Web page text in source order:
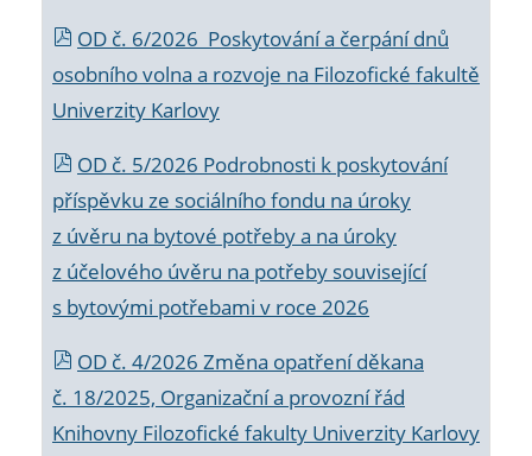
OD č. 6/2026 Poskytování a čerpání dnů
osobního volna a rozvoje na Filozofické fakultě
Univerzity Karlovy
OD č. 5/2026 Podrobnosti k poskytování
příspěvku ze sociálního fondu na úroky
z úvěru na bytové potřeby a na úroky
z účelového úvěru na potřeby související
s bytovými potřebami v roce 2026
OD č. 4/2026 Změna opatření děkana
č. 18/2025, Organizační a provozní řád
Knihovny Filozofické fakulty Univerzity Karlovy